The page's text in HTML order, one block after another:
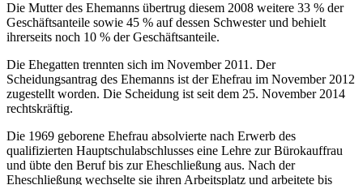
Die Mutter des Ehemanns übertrug diesem 2008 weitere 33 % der
Geschäftsanteile sowie 45 % auf dessen Schwester und behielt
ihrerseits noch 10 % der Geschäftsanteile.
Die Ehegatten trennten sich im November 2011. Der
Scheidungsantrag des Ehemanns ist der Ehefrau im November 2012
zugestellt worden. Die Scheidung ist seit dem 25. November 2014
rechtskräftig.
Die 1969 geborene Ehefrau absolvierte nach Erwerb des
qualifizierten Hauptschulabschlusses eine Lehre zur Bürokauffrau
und übte den Beruf bis zur Eheschließung aus. Nach der
Eheschließung wechselte sie ihren Arbeitsplatz und arbeitete bis